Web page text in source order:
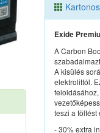
Exide
A Carbon
A kisülés
elektrolittól.
teszi a
- 30% extra